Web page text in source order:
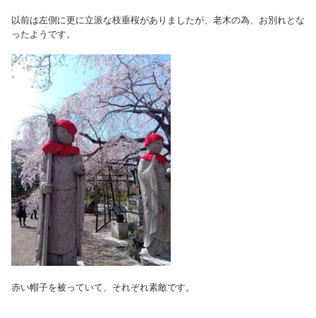
以前は左側に更に立派な枝垂桜がありましたが、老木の為、お別れとな
ったようです。
赤い帽子を被っていて、それぞれ素敵です。